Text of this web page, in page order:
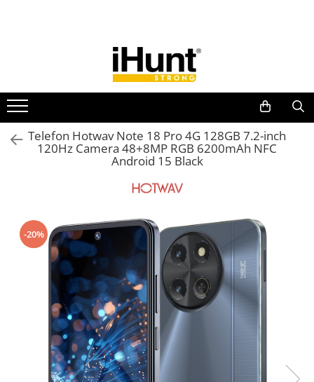
TELEFOANE & TABLETE IHUNT
Telefoane iHunt
Smartphone
Telefoane Rezistente
Telefoane Butoane
Huse protectie
Smartwatch
Accesorii smartwatch
ELECTROCASNICE
Aparate de Gătit
Oală sub Presiune
Slow Cooker
Grătar Grill
Telefon Hotwav Note 18 Pro 4G 128GB 7.2-inch
120Hz Camera 48+8MP RGB 6200mAh NFC
Android 15 Black
-20%